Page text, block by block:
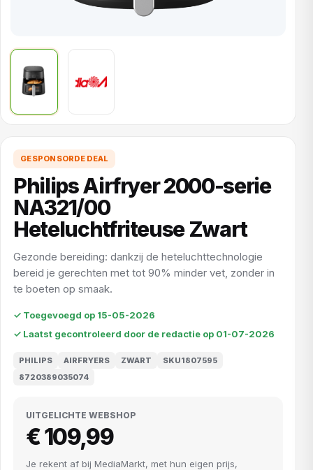
GESPONSORDE DEAL
Philips Airfryer 2000-serie
NA321/00
Heteluchtfriteuse Zwart
Gezonde bereiding: dankzij de heteluchttechnologie
bereid je gerechten met tot 90% minder vet, zonder in
te boeten op smaak.
✓ Toegevoegd op 15-05-2026
✓ Laatst gecontroleerd door de redactie op 01-07-2026
PHILIPS AIRFRYERS ZWART
SKU1807595
8720389035074
UITGELICHTE WEBSHOP
€ 109,99
Je rekent af bij MediaMarkt, met hun eigen prijs,